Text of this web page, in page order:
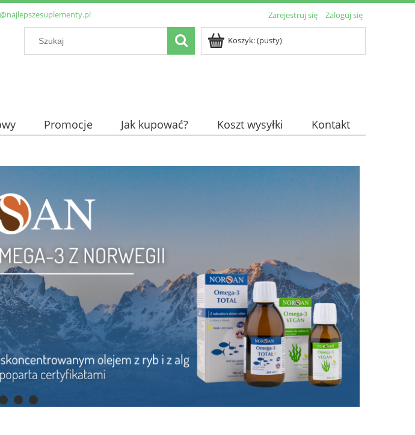
Zarejestruj się Zaloguj się
Koszyk:(pusty)
Promocje Jak kupować? Koszt wysyłki Kontakt